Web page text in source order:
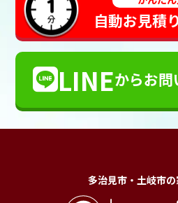
自動お見積
LINEからお
多治見市・土岐市